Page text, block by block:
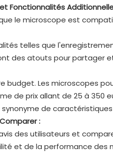
Fonctionnalités
le microscope est
telles que
des atouts pour partager
budget. Les microscopes
de prix allant de 25 à 350
de
:
des utilisateurs et
et de la performance des